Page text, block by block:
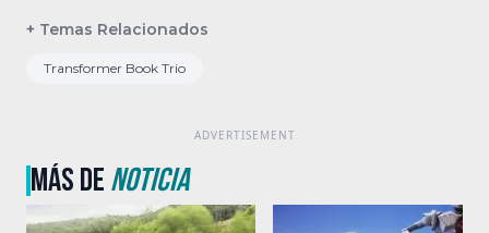
+ Temas Relacionados
Transformer Book Trio
MÁS DENOTICIA